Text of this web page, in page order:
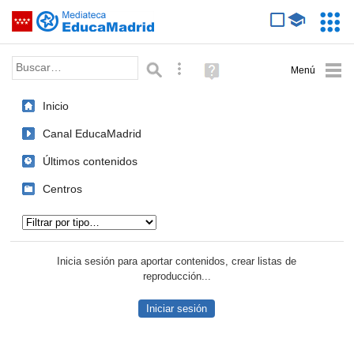
Saltar navegación
Palabra o frase: Búsqueda avanzada
Ayuda
(en
Inicio
Canal EducaMadrid
Últimos contenidos
Centros
Inicia sesión para aportar contenidos, crear listas de
reproducción...
Iniciar sesión